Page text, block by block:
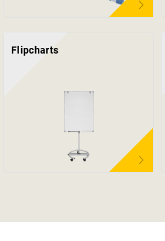
Flipcharts